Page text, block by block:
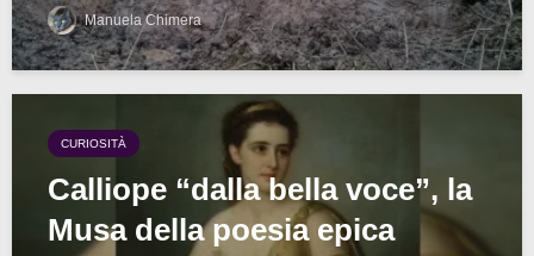
Manuela Chimera
CURIOSITÀ
Calliope “dalla bella voce”, la
Musa della poesia epica